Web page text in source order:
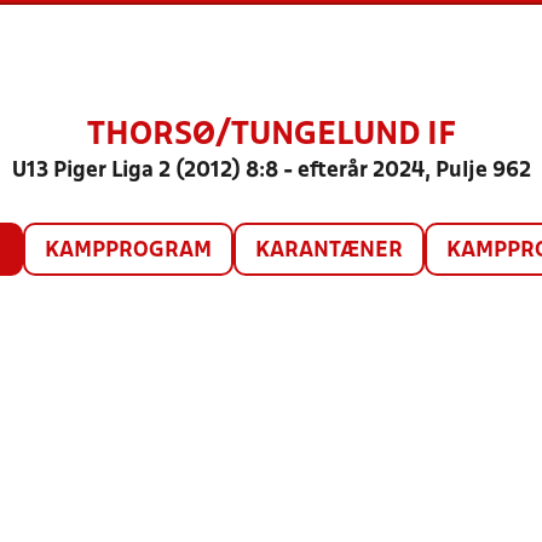
THORSØ/TUNGELUND IF
U13 Piger Liga 2 (2012) 8:8 - efterår 2024, Pulje 962
KAMPPROGRAM KARANTÆNER